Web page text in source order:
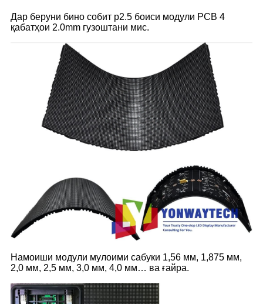
Дар беруни бино собит p2.5 боиси модули PCB 4
қабатҳои 2.0mm гузоштани мис.
Намоиши модули мулоими сабуки 1,56 мм, 1,875 мм,
2,0 мм, 2,5 мм, 3,0 мм, 4,0 мм… ва ғайра.